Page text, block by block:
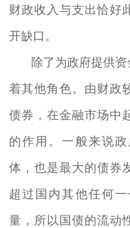
财政收入与支出恰好
开缺口。
除了为政府提供
着其他角色。由财政
债券，在金融市场中
的作用。一般来说
体，也是最大的债券
超过国内其他任何
量，所以国债的流动